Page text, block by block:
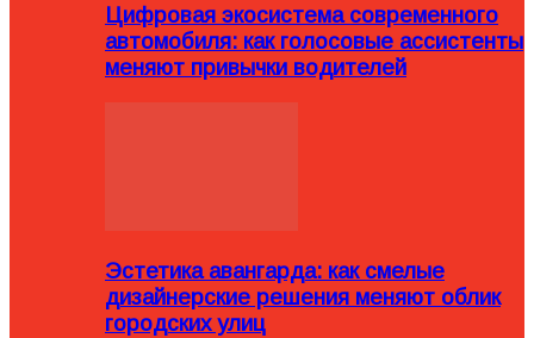
Цифровая экосистема современного
автомобиля: как голосовые ассистенты
меняют привычки водителей
Эстетика авангарда: как смелые
дизайнерские решения меняют облик
городских улиц